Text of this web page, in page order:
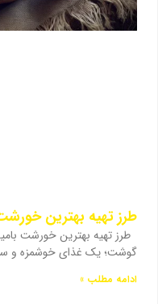
طرز تهیه بهترین
طرز تهیه بهترین خورشت
گوشت؛ یک غذای خوشمزه و
ادامه مطلب »